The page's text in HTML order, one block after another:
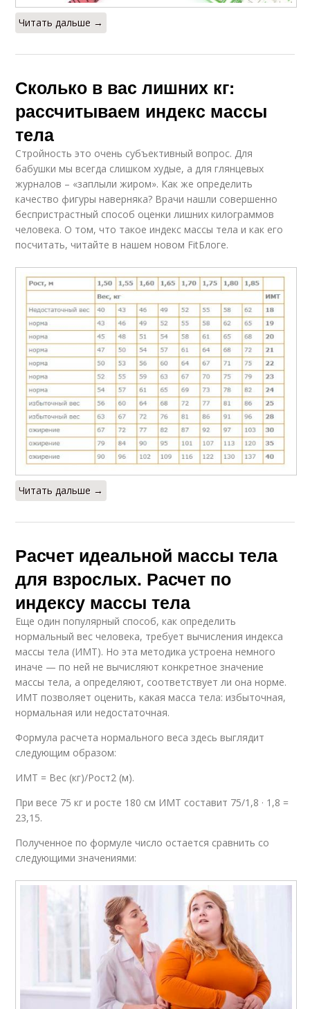
Читать дальше →
Сколько в вас лишних кг:
рассчитываем индекс массы
тела
Стройность это очень субъективный вопрос. Для
бабушки мы всегда слишком худые, а для глянцевых
журналов – «заплыли жиром». Как же определить
качество фигуры наверняка? Врачи нашли совершенно
беспристрастный способ оценки лишних килограммов
человека. О том, что такое индекс массы тела и как его
посчитать, читайте в нашем новом FitБлоге.
Читать дальше →
Расчет идеальной массы тела
для взрослых. Расчет по
индексу массы тела
Еще один популярный способ, как определить
нормальный вес человека, требует вычисления индекса
массы тела (ИМТ). Но эта методика устроена немного
иначе — по ней не вычисляют конкретное значение
массы тела, а определяют, соответствует ли она норме.
ИМТ позволяет оценить, какая масса тела: избыточная,
нормальная или недостаточная.
Формула расчета нормального веса здесь выглядит
следующим образом:
ИМТ = Вес (кг)/Рост2 (м).
При весе 75 кг и росте 180 см ИМТ составит 75/1,8 · 1,8 =
23,15.
Полученное по формуле число остается сравнить со
следующими значениями: